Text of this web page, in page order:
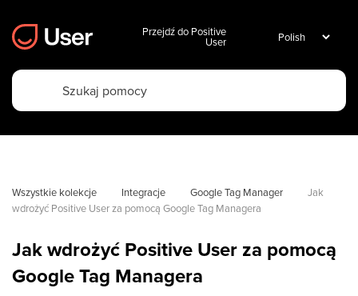
Przejdź do Positive
User
Wszystkie kolekcje Integracje Google Tag Manager
Jak
wdrożyć Positive User za pomocą Google Tag Managera
Jak wdrożyć Positive User za pomocą
Google Tag Managera